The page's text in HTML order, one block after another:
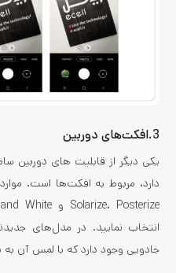
3.افکت‌های دوربین
یکی دیگر از قابلیت های دوربین
انتخاب نمایید. در مدل‌های
جادویی وجود دارد که با لمس آن به